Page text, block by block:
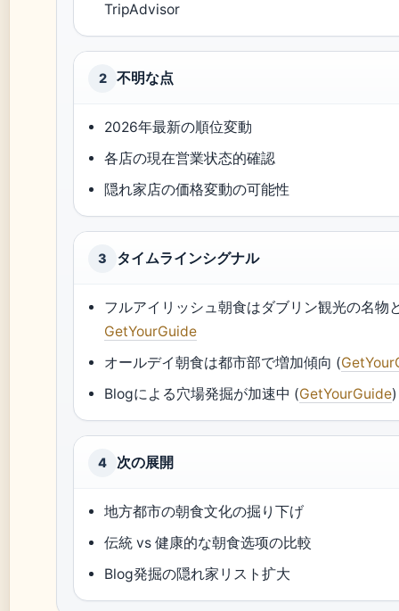
TripAdvisor
2 不明な点
2026年最新の順位変動
各店の現在営業状态的確認
隠れ家店の価格変動の可能性
3 タイムラインシグナル
フルアイリッシュ朝食はダブリン観光の名物
GetYourGuide
オールデイ朝食は都市部で増加傾向 (
Blogによる穴場発掘が加速中 (GetYourGuide)
4 次の展開
地方都市の朝食文化の掘り下げ
伝統 vs 健康的な朝食选项の比較
Blog発掘の隠れ家リスト扩大